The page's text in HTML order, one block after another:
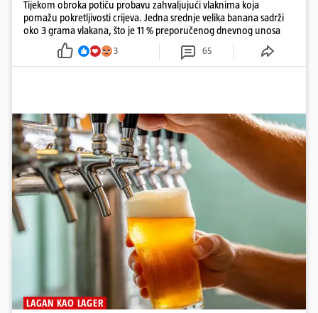
Tijekom obroka potiču probavu zahvaljujući vlaknima koja
pomažu pokretljivosti crijeva. Jedna srednje velika banana sadrži
oko 3 grama vlakana, što je 11 % preporučenog dnevnog unosa
3 65
LAGAN KAO LAGER